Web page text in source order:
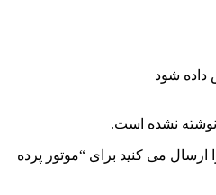
داده شود
نشده است.
ارسال می کنید برای “موتور پرده